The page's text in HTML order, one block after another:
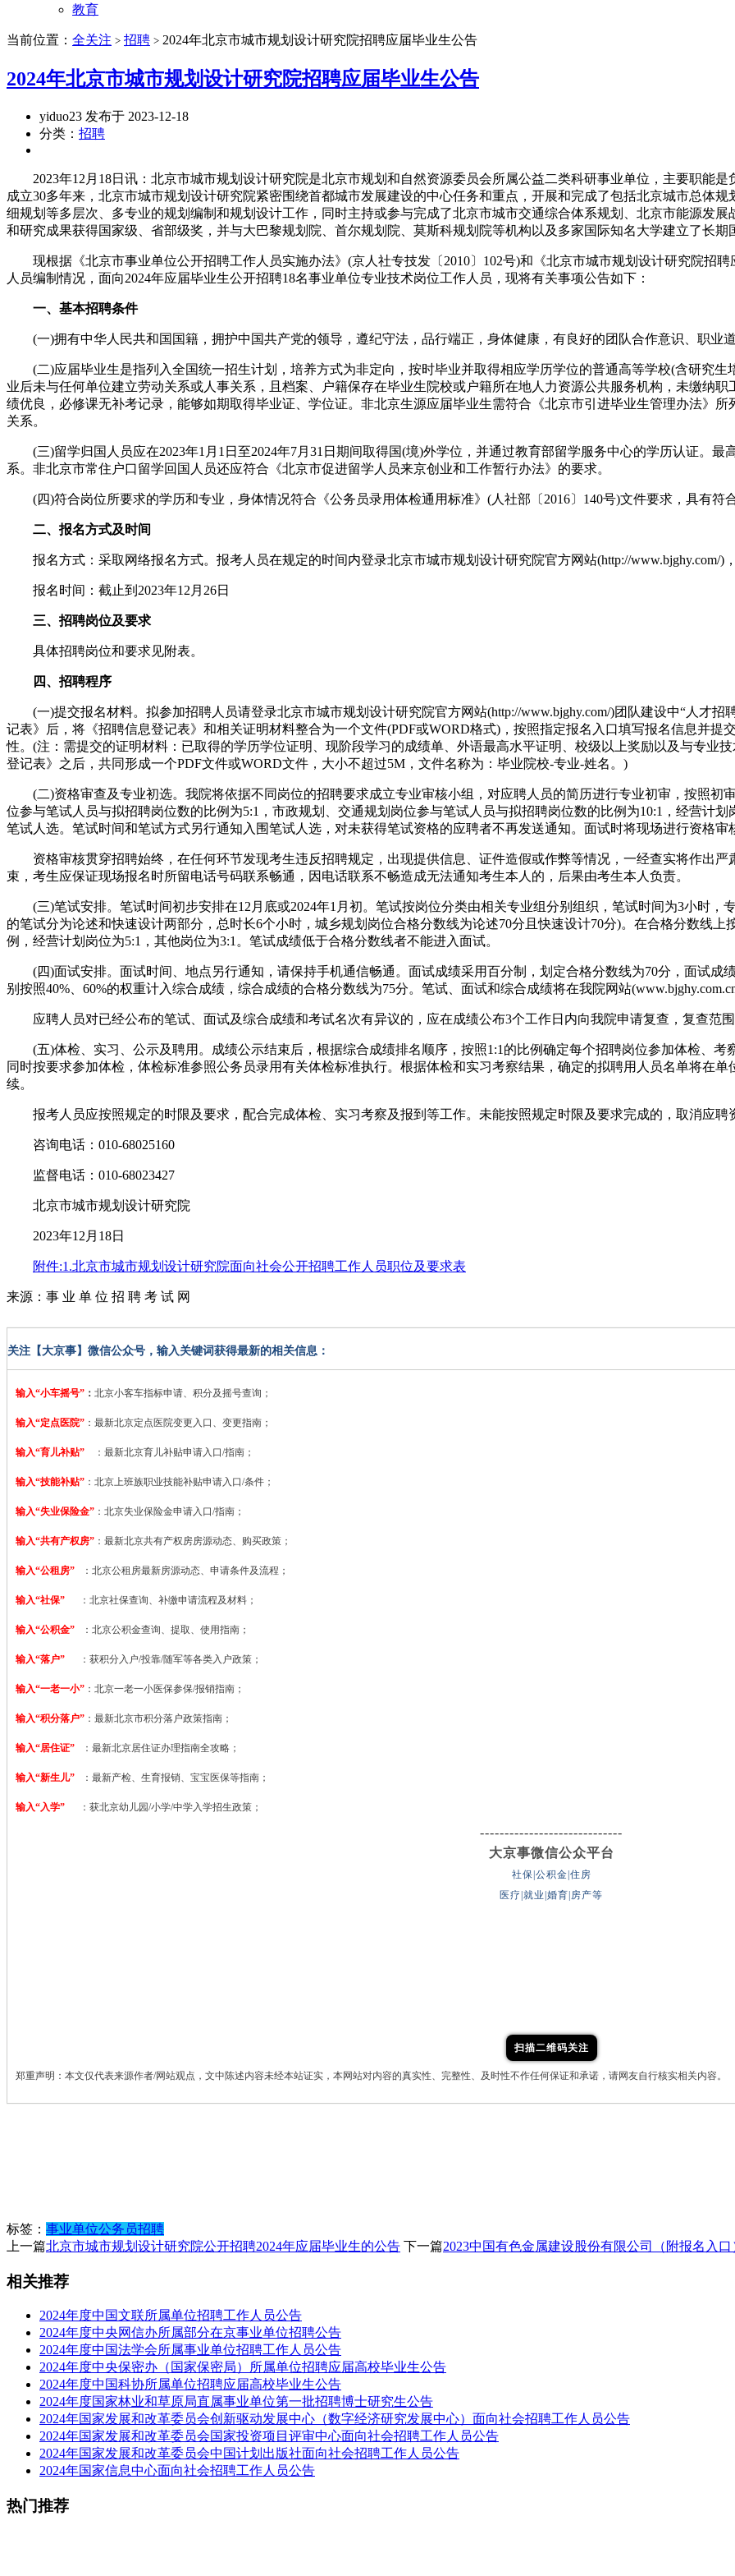
教育
当前位置： 全关注 > 招聘 > 2024年北京市城市规划设计研究院招聘应届毕业生公告
2024年北京市城市规划设计研究院招聘应届毕业生公告
yiduo23 发布于 2023-12-18
分类： 招聘
2023年12月18日讯：北京市城市规划设计研究院是北京市规划和自然资源委员会所属公益二类科研事业单位，主要职能
成立30多年来，北京市城市规划设计研究院紧密围绕首都城市发展建设的中心任务和重点，开展和完成了包括北京城市总体
细规划等多层次、多专业的规划编制和规划设计工作，同时主持或参与完成了北京市城市交通综合体系规划、北京市能源发
和研究成果获得国家级、省部级奖，并与大巴黎规划院、首尔规划院、莫斯科规划院等机构以及多家国际知名大学建立了长期
现根据《北京市事业单位公开招聘工作人员实施办法》(京人社专技发〔2010〕102号)和《北京市城市规划设计研究院招
人员编制情况，面向2024年应届毕业生公开招聘18名事业单位专业技术岗位工作人员，现将有关事项公告如下：
一、基本招聘条件
(一)拥有中华人民共和国国籍，拥护中国共产党的领导，遵纪守法，品行端正，身体健康，有良好的团队合作意识、职业
(二)应届毕业生是指列入全国统一招生计划，培养方式为非定向，按时毕业并取得相应学历学位的普通高等学校(含研究生
业后未与任何单位建立劳动关系或人事关系，且档案、户籍保存在毕业生院校或户籍所在地人力资源公共服务机构，未缴纳
绩优良，必修课无补考记录，能够如期取得毕业证、学位证。非北京生源应届毕业生需符合《北京市引进毕业生管理办法》
关系。
(三)留学归国人员应在2023年1月1日至2024年7月31日期间取得国(境)外学位，并通过教育部留学服务中心的学历认证。最
系。非北京市常住户口留学回国人员还应符合《北京市促进留学人员来京创业和工作暂行办法》的要求。
(四)符合岗位所要求的学历和专业，身体情况符合《公务员录用体检通用标准》(人社部〔2016〕140号)文件要求，具有符
二、报名方式及时间
报名方式：采取网络报名方式。报考人员在规定的时间内登录北京市城市规划设计研究院官方网站(http://www.bjghy.com/)
报名时间：截止到2023年12月26日
三、招聘岗位及要求
具体招聘岗位和要求见附表。
四、招聘程序
(一)提交报名材料。拟参加招聘人员请登录北京市城市规划设计研究院官方网站(http://www.bjghy.com/)团队建设中“人才招
记表》后，将《招聘信息登记表》和相关证明材料整合为一个文件(PDF或WORD格式)，按照指定报名入口填写报名信息并
性。(注：需提交的证明材料：已取得的学历学位证明、现阶段学习的成绩单、外语最高水平证明、校级以上奖励以及与专业
登记表》之后，共同形成一个PDF文件或WORD文件，大小不超过5M，文件名称为：毕业院校-专业-姓名。)
(二)资格审查及专业初选。我院将依据不同岗位的招聘要求成立专业审核小组，对应聘人员的简历进行专业初审，按照初
位参与笔试人员与拟招聘岗位数的比例为5:1，市政规划、交通规划岗位参与笔试人员与拟招聘岗位数的比例为10:1，经营计
笔试人选。笔试时间和笔试方式另行通知入围笔试人选，对未获得笔试资格的应聘者不再发送通知。面试时将现场进行资格
资格审核贯穿招聘始终，在任何环节发现考生违反招聘规定，出现提供信息、证件造假或作弊等情况，一经查实将作出严
束，考生应保证现场报名时所留电话号码联系畅通，因电话联系不畅造成无法通知考生本人的，后果由考生本人负责。
(三)笔试安排。笔试时间初步安排在12月底或2024年1月初。笔试按岗位分类由相关专业组分别组织，笔试时间为3小时，
的笔试分为论述和快速设计两部分，总时长6个小时，城乡规划岗位合格分数线为论述70分且快速设计70分)。在合格分数线
例，经营计划岗位为5:1，其他岗位为3:1。笔试成绩低于合格分数线者不能进入面试。
(四)面试安排。面试时间、地点另行通知，请保持手机通信畅通。面试成绩采用百分制，划定合格分数线为70分，面试成
别按照40%、60%的权重计入综合成绩，综合成绩的合格分数线为75分。笔试、面试和综合成绩将在我院网站
应聘人员对已经公布的笔试、面试及综合成绩和考试名次有异议的，应在成绩公布3个工作日内向我院申请复查，复查范
(五)体检、实习、公示及聘用。成绩公示结束后，根据综合成绩排名顺序，按照1:1的比例确定每个招聘岗位参加体检、考
同时按要求参加体检，体检标准参照公务员录用有关体检标准执行。根据体检和实习考察结果，确定的拟聘用人员名单将在
续。
报考人员应按照规定的时限及要求，配合完成体检、实习考察及报到等工作。未能按照规定时限及要求完成的，取消应聘
咨询电话：010-68025160
监督电话：010-68023427
北京市城市规划设计研究院
2023年12月18日
附件:1.北京市城市规划设计研究院面向社会公开招聘工作人员职位及要求表
来源：事 业 单 位 招 聘 考 试 网
关注【大京事】微信公众号，输入关键词获得最新的相关信息：
输入“小车摇号” ： 北京小客车指标申请、积分及摇号查询；
输入“定点医院” ： 最新北京定点医院变更入口、变更指南；
输入“育儿补贴” ：最新北京育儿补贴申请入口/指南；
输入“技能补贴” ： 北京上班族职业技能补贴申请入口/条件；
输入“失业保险金” ：北京失业保险金申请入口/指南；
输入“共有产权房” ：最新北京共有产权房房源动态、购买政策；
输入“公租房” ：北京公租房最新房源动态、申请条件及流程；
输入“社保” ：北京社保查询、补缴申请流程及材料；
输入“公积金” ：北京公积金查询、提取、使用指南；
输入“落户” ：获积分入户/投靠/随军等各类入户政策；
输入“一老一小” ：北京一老一小医保参保/报销指南；
输入“积分落户” ：最新北京市积分落户政策指南；
输入“居住证” ：最新北京居住证办理指南全攻略；
输入“新生儿” ：最新产检、生育报销、宝宝医保等指南；
输入“入学” ：获北京幼儿园/小学/中学入学招生政策；
-----------------------------
大京事微信公众平台
社保|公积金|住房
医疗|就业|婚育|房产等
扫描二维码关注
郑重声明：本文仅代表来源作者/网站观点，文中陈述内容未经本站证实，本网站对内容的真实性、完整性、及时性不作任何保证和承诺，请网友自行核实相关内容。
标签： 事业单位公务员招聘
上一篇北京市城市规划设计研究院公开招聘2024年应届毕业生的公告 下一篇2023中国有色金属建设股份有限公司（附报名入口
相关推荐
2024年度中国文联所属单位招聘工作人员公告
2024年度中央网信办所属部分在京事业单位招聘公告
2024年度中国法学会所属事业单位招聘工作人员公告
2024年度中央保密办（国家保密局）所属单位招聘应届高校毕业生公告
2024年度中国科协所属单位招聘应届高校毕业生公告
2024年度国家林业和草原局直属事业单位第一批招聘博士研究生公告
2024年国家发展和改革委员会创新驱动发展中心（数字经济研究发展中心）面向社会招聘工作人员公告
2024年国家发展和改革委员会国家投资项目评审中心面向社会招聘工作人员公告
2024年国家发展和改革委员会中国计划出版社面向社会招聘工作人员公告
2024年国家信息中心面向社会招聘工作人员公告
热门推荐